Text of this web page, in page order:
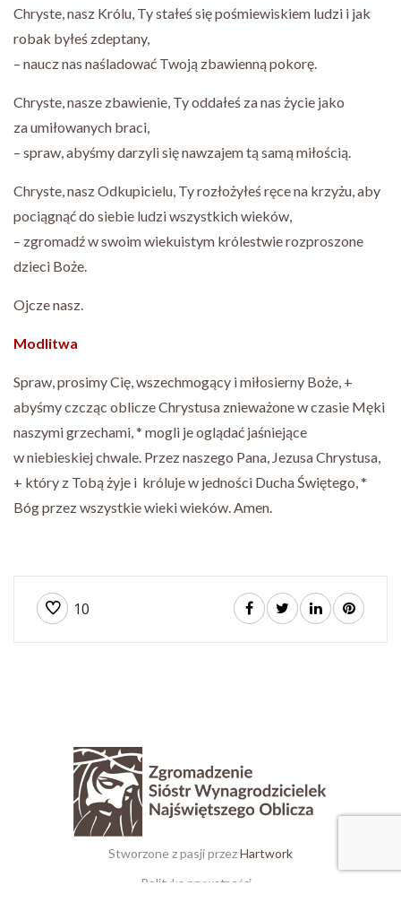
Chryste, nasz Królu, Ty stałeś się pośmiewiskiem ludzi i jak
robak byłeś zdeptany,
– naucz nas naśladować Twoją zbawienną pokorę.
Chryste, nasze zbawienie, Ty oddałeś za nas życie jako
za umiłowanych braci,
– spraw, abyśmy darzyli się nawzajem tą samą miłością.
Chryste, nasz Odkupicielu, Ty rozłożyłeś ręce na krzyżu, aby
pociągnąć do siebie ludzi wszystkich wieków,
– zgromadź w swoim wiekuistym królestwie rozproszone
dzieci Boże.
Ojcze nasz.
Modlitwa
Spraw, prosimy Cię, wszechmogący i miłosierny Boże, +
abyśmy czcząc oblicze Chrystusa znieważone w czasie Męki
naszymi grzechami, * mogli je oglądać jaśniejące
w niebieskiej chwale. Przez naszego Pana, Jezusa Chrystusa,
+ który z Tobą żyje i króluje w jedności Ducha Świętego, *
Bóg przez wszystkie wieki wieków. Amen.
10
Stworzone z pasji przezHartwork
Polityka prywatności